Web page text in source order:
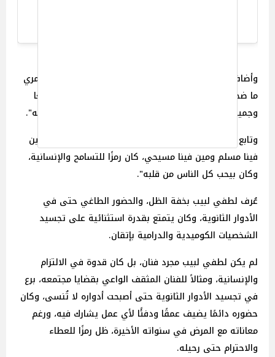
وأضاف: "اتشرفت بالعمل معه في فيلم طباخ الرئيس، وعمري
ما ضحكت زي ما ضحكت معاه في الفيلم ده. كان فنانًا رائعًا
وجميلًا، عمره ما حمل ضغينة ضد أحد، ومفيش حد زعل منه".
وتابع أشرف زكي قائلًا: "عشنا مع بعض وماكنّاش نعرف مين
فينا مسلم ومين فينا مسيحي، كان رمزًا للتسامح والإنسانية،
وكان بيحب كل الناس من قلبه".
عُرف لطفي لبيب بخفة الظل، والحضور الطاغي حتى في
الأدوار الثانوية، وكان يتمتع بقدرة استثنائية على تجسيد
الشخصيات الكوميدية والدرامية بإتقان.
لم يكن لطفي لبيب مجرد فنان، بل كان قدوة في الالتزام
والإنسانية، ومثالاً للفنان المثقف الواعي بقضايا مجتمعه، برع
في تجسيد الأدوار الثانوية حتى أصبحت أدواره لا تُنسى، وكان
حضوره دائمًا يضيف عمقًا ودفئًا لأي عمل يشارك فيه، ورغم
معاناته مع المرض في سنواته الأخيرة، ظل رمزًا للعطاء
والاحترام حتى رحيله.